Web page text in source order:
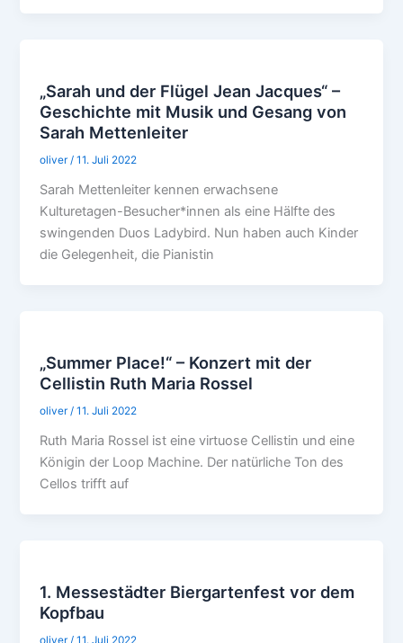
„Sarah und der Flügel Jean Jacques“ –
Geschichte mit Musik und Gesang von
Sarah Mettenleiter
oliver/11. Juli 2022
Sarah Mettenleiter kennen erwachsene
Kulturetagen-Besucher*innen als eine Hälfte des
swingenden Duos Ladybird. Nun haben auch Kinder
die Gelegenheit, die Pianistin
„Summer Place!“ – Konzert mit der
Cellistin Ruth Maria Rossel
oliver/11. Juli 2022
Ruth Maria Rossel ist eine virtuose Cellistin und eine
Königin der Loop Machine. Der natürliche Ton des
Cellos trifft auf
1. Messestädter Biergartenfest vor dem
Kopfbau
oliver /11. Juli 2022